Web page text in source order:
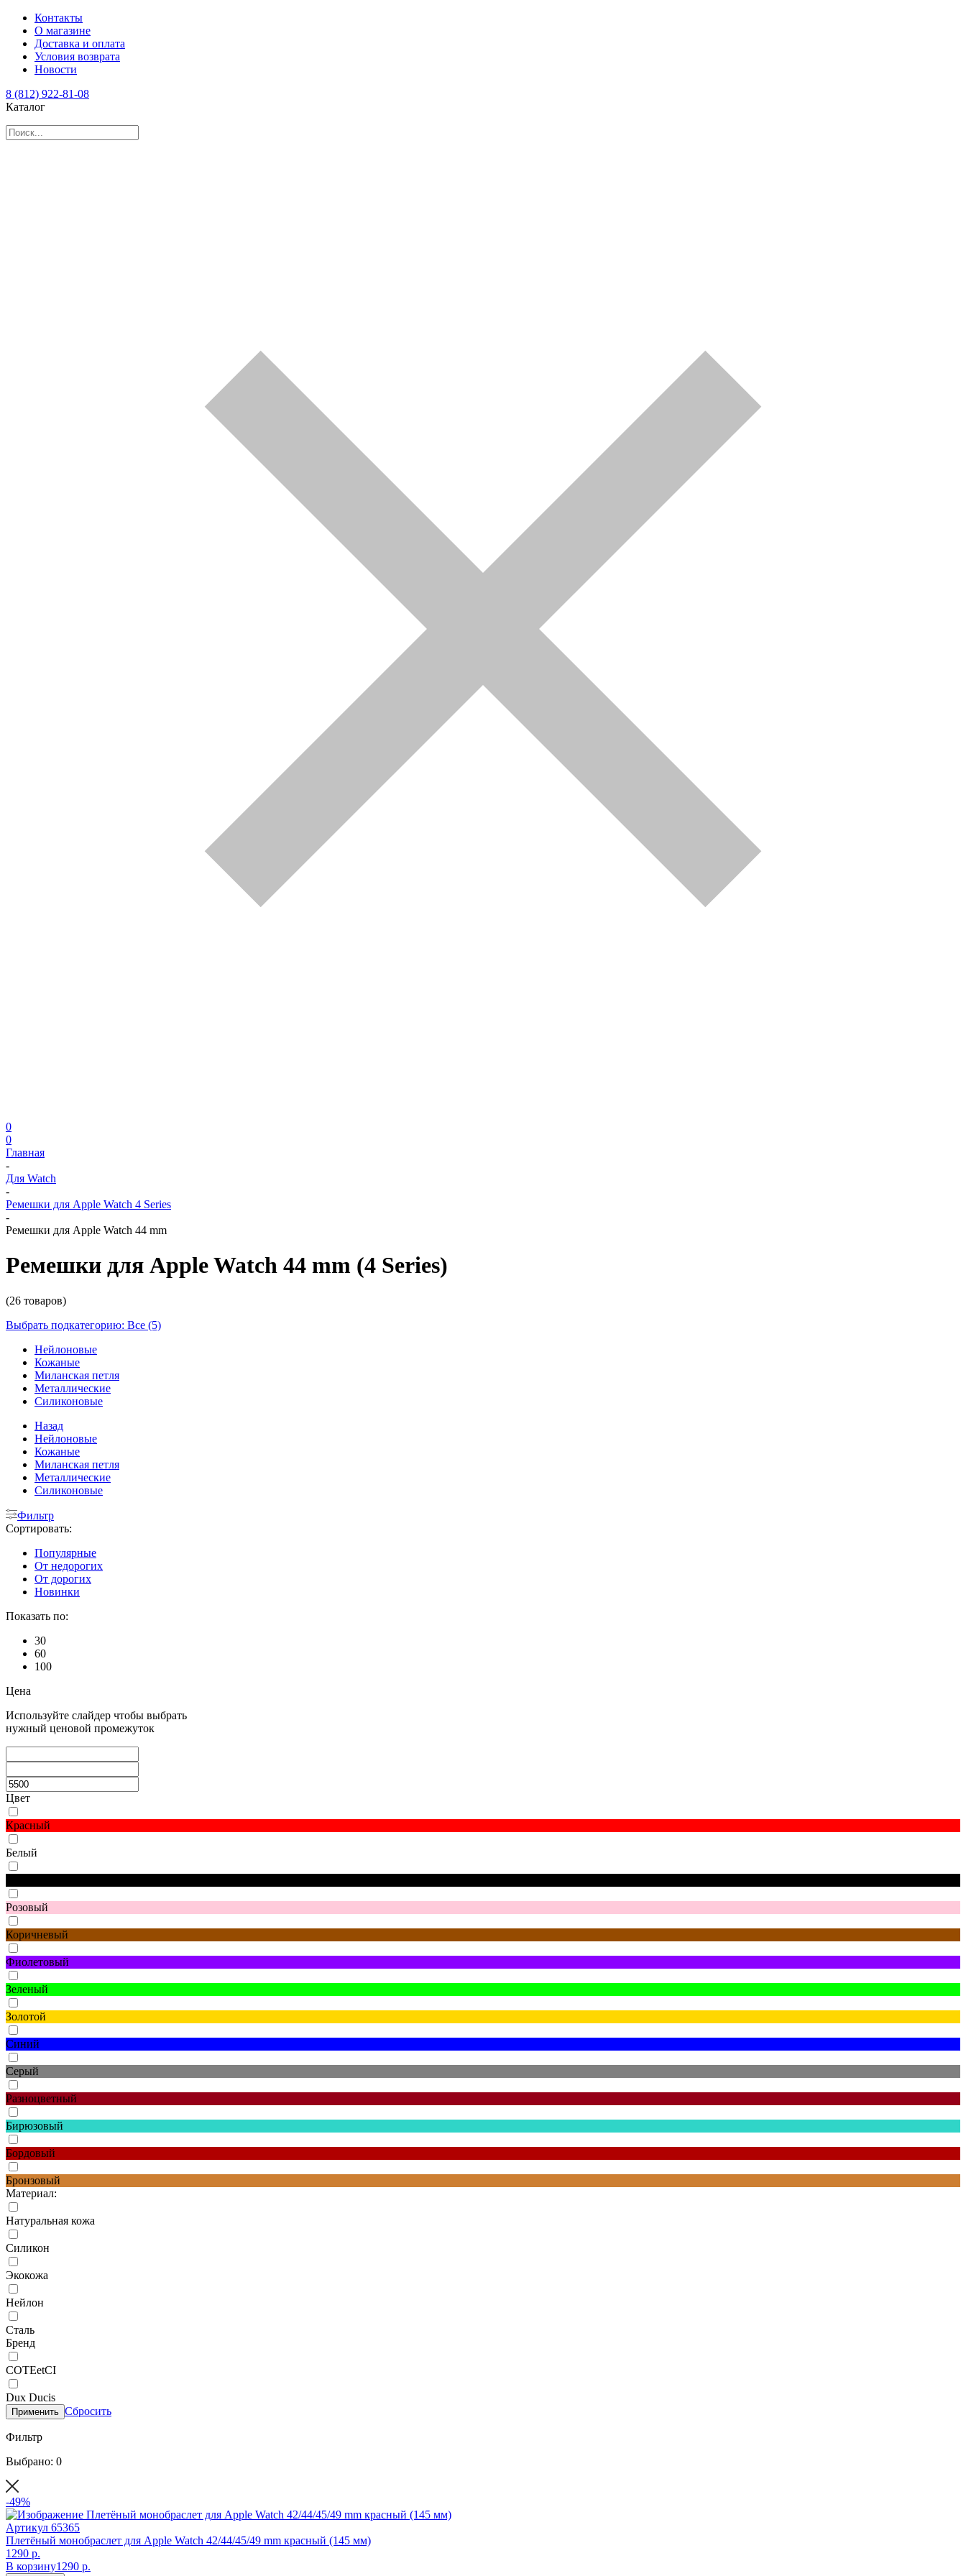
Контакты
О магазине
Доставка и оплата
Условия возврата
Новости
8 (812) 922-81-08
Каталог
0
0
Главная
-
Для Watch
-
Ремешки для Apple Watch 4 Series
-
Ремешки для Apple Watch 44 mm
Ремешки для Apple Watch 44 mm (4 Series)
(26 товаров)
Выбрать подкатегорию: Все (5)
Нейлоновые
Кожаные
Миланская петля
Металлические
Силиконовые
Назад
Нейлоновые
Кожаные
Миланская петля
Металлические
Силиконовые
Фильтр
Сортировать:
Популярные
От недорогих
От дорогих
Новинки
Показать по:
30
60
100
Цена
Используйте слайдер чтобы выбрать
нужный ценовой промежуток
Цвет
Красный
Белый
Розовый
Коричневый
Фиолетовый
Зеленый
Золотой
Синий
Серый
Разноцветный
Бирюзовый
Бордовый
Бронзовый
Материал:
Натуральная кожа
Силикон
Экокожа
Нейлон
Сталь
Бренд
COTEetCI
Dux Ducis
Применить Сбросить
Фильтр
Выбрано: 0
-49%
Артикул 65365
Плетёный монобраслет для Apple Watch 42/44/45/49 mm красный (145 мм)
1290 р.
В корзину1290 р.